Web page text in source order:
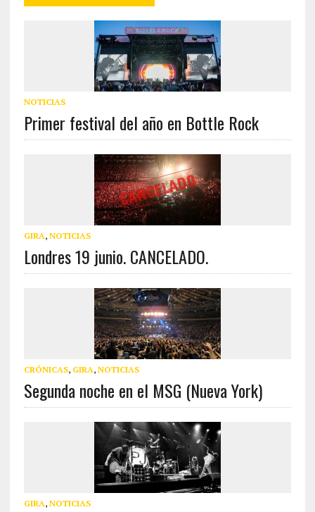
NOTICIAS
Primer festival del año en Bottle Rock
GIRA, NOTICIAS
Londres 19 junio. CANCELADO.
CRÓNICAS, GIRA, NOTICIAS
Segunda noche en el MSG (Nueva York)
GIRA, NOTICIAS